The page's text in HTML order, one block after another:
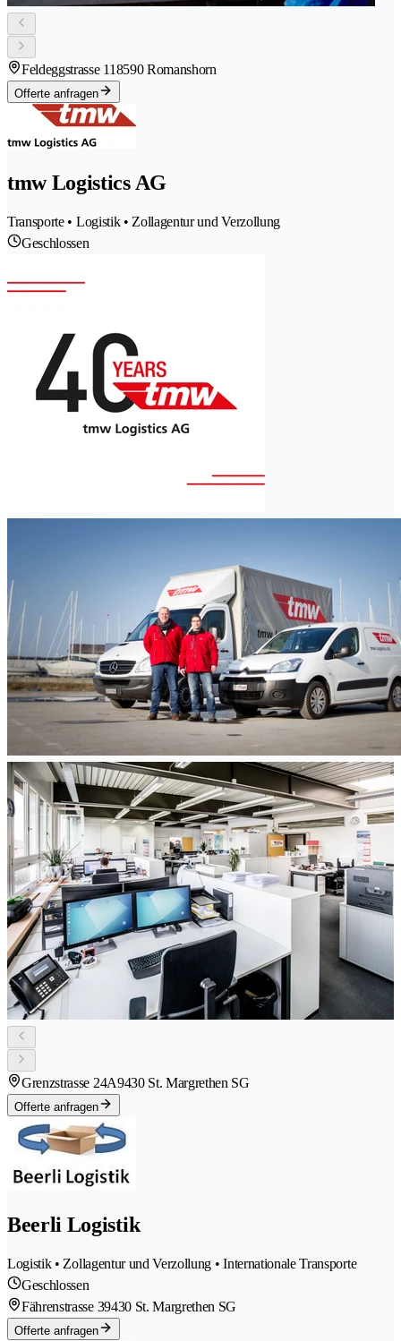
Feldeggstrasse 118590 Romanshorn
Offerte anfragen
tmw Logistics AG
Transporte • Logistik • Zollagentur und Verzollung
Geschlossen
Grenzstrasse 24A9430 St. Margrethen SG
Offerte anfragen
Beerli Logistik
Logistik • Zollagentur und Verzollung • Internationale Transporte
Geschlossen
Fährenstrasse 39430 St. Margrethen SG
Offerte anfragen